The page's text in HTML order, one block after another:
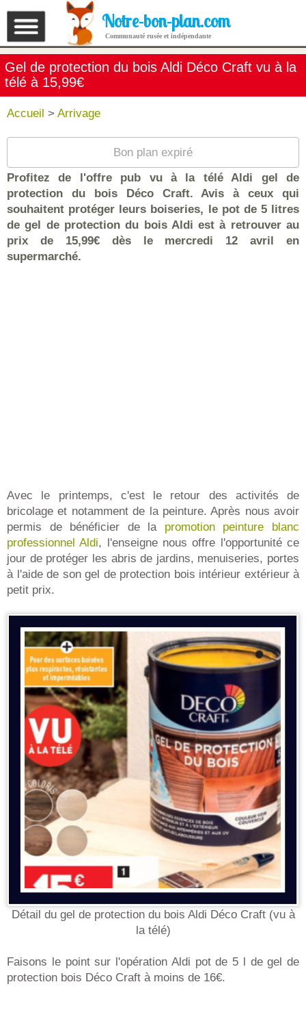
Notre-bon-plan.com
Communauté rusée et indépendante
Gel de protection du bois Aldi Déco Craft vu à la
télé à 15,99€
Accueil > Arrivage
Bon plan expiré
Profitez de l'offre pub vu à la télé Aldi gel de
protection du bois Déco Craft. Avis à ceux qui
souhaitent protéger leurs boiseries, le pot de 5 litres
de gel de protection du bois Aldi est à retrouver au
prix de 15,99€ dès le mercredi 12 avril en
supermarché.
Avec le printemps, c'est le retour des activités de
bricolage et notamment de la peinture. Après nous avoir
permis de bénéficier de la promotion peinture blanc
professionnel Aldi, l'enseigne nous offre l'opportunité ce
jour de protéger les abris de jardins, menuiseries, portes
à l'aide de son gel de protection bois intérieur extérieur à
petit prix.
Détail du gel de protection du bois Aldi Déco Craft (vu à
la télé)
Faisons le point sur l'opération Aldi pot de 5 l de gel de
protection bois Déco Craft à moins de 16€.